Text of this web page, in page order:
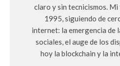
claro y sin tecnicismos.
1995, siguiendo de
internet: la emergencia de
sociales, el auge de los
hoy la blockchain y la